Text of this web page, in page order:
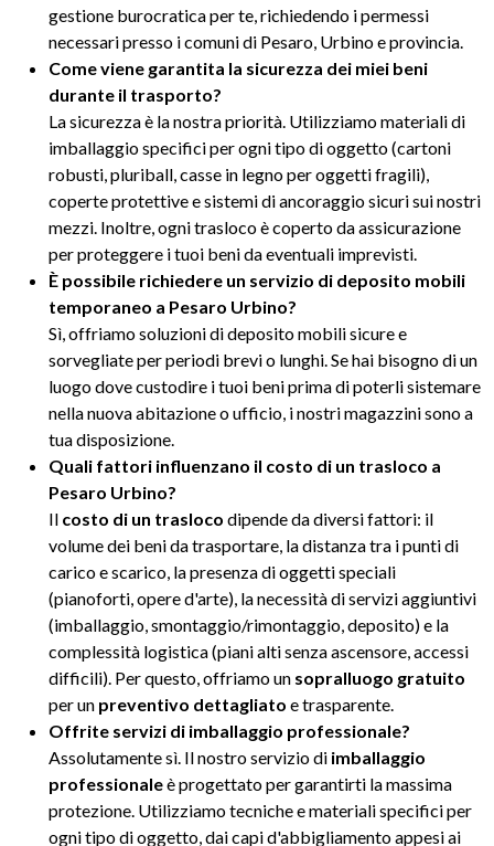
gestione burocratica per te, richiedendo i permessi
necessari presso i comuni di Pesaro, Urbino e provincia.
Come viene garantita la sicurezza dei miei beni
durante il trasporto?
La sicurezza è la nostra priorità. Utilizziamo materiali di
imballaggio specifici per ogni tipo di oggetto (cartoni
robusti, pluriball, casse in legno per oggetti fragili),
coperte protettive e sistemi di ancoraggio sicuri sui nostri
mezzi. Inoltre, ogni trasloco è coperto da assicurazione
per proteggere i tuoi beni da eventuali imprevisti.
È possibile richiedere un servizio di deposito mobili
temporaneo a Pesaro Urbino?
Sì, offriamo soluzioni di deposito mobili sicure e
sorvegliate per periodi brevi o lunghi. Se hai bisogno di un
luogo dove custodire i tuoi beni prima di poterli sistemare
nella nuova abitazione o ufficio, i nostri magazzini sono a
tua disposizione.
Quali fattori influenzano il costo di un trasloco a
Pesaro Urbino?
Il costo di un trasloco dipende da diversi fattori: il
volume dei beni da trasportare, la distanza tra i punti di
carico e scarico, la presenza di oggetti speciali
(pianoforti, opere d'arte), la necessità di servizi aggiuntivi
(imballaggio, smontaggio/rimontaggio, deposito) e la
complessità logistica (piani alti senza ascensore, accessi
difficili). Per questo, offriamo un sopralluogo gratuito
per un preventivo dettagliato e trasparente.
Offrite servizi di imballaggio professionale?
Assolutamente sì. Il nostro servizio di imballaggio
professionaleè progettato per garantirti la massima
protezione. Utilizziamo tecniche e materiali specifici per
ogni tipo di oggetto, dai capi d'abbigliamento appesi ai